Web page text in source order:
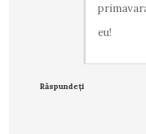
eu!
Răspundeți